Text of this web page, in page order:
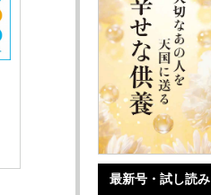
最新号・試し読み